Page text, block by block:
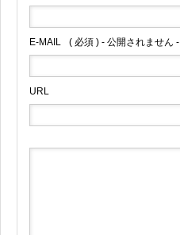
E-MAIL ( 必須 ) - 公開されません -
URL